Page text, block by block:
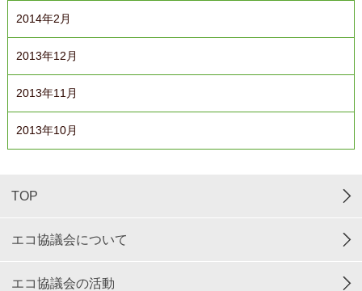
2014年2月
2013年12月
2013年11月
2013年10月
TOP
エコ協議会について
エコ協議会の活動